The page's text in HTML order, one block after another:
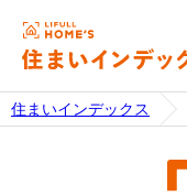
住まいインデックス